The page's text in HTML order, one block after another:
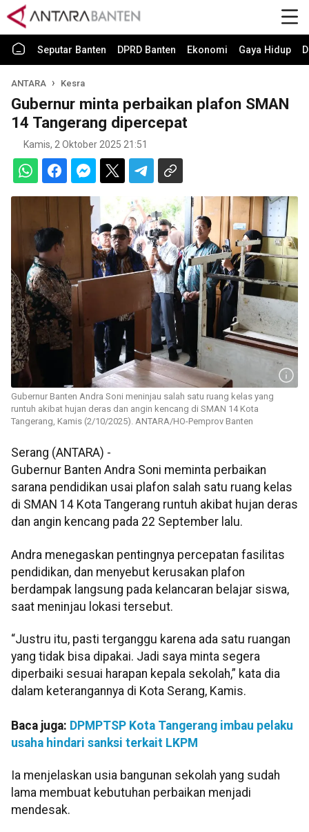
Seputar Banten DPRD Banten Ekonomi Gaya Hidup
ANTARA Kesra
Gubernur minta perbaikan plafon SMAN
14 Tangerang dipercepat
Kamis, 2 Oktober 2025 21:51
Gubernur Banten Andra Soni meninjau salah satu ruang kelas yang
runtuh akibat hujan deras dan angin kencang di SMAN 14 Kota
Tangerang, Kamis (2/10/2025). ANTARA/HO-Pemprov Banten
Serang (ANTARA) -
Gubernur Banten Andra Soni meminta perbaikan
sarana pendidikan usai plafon salah satu ruang kelas
di SMAN 14 Kota Tangerang runtuh akibat hujan deras
dan angin kencang pada 22 September lalu.
Andra menegaskan pentingnya percepatan fasilitas
pendidikan, dan menyebut kerusakan plafon
berdampak langsung pada kelancaran belajar siswa,
saat meninjau lokasi tersebut.
“Justru itu, pasti terganggu karena ada satu ruangan
yang tidak bisa dipakai. Jadi saya minta segera
diperbaiki sesuai harapan kepala sekolah,” kata dia
dalam keterangannya di Kota Serang, Kamis.
Baca juga: DPMPTSP Kota Tangerang imbau pelaku
usaha hindari sanksi terkait LKPM
Ia menjelaskan usia bangunan sekolah yang sudah
lama membuat kebutuhan perbaikan menjadi
mendesak.